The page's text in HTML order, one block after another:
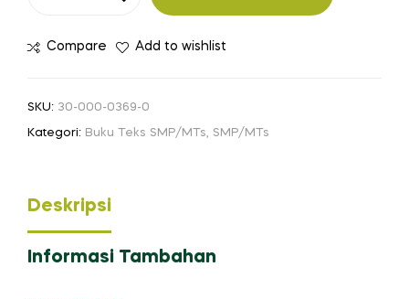
Belajar:
SMP/MTs
Compare Add to wishlist
SKU: 30-000-0369-0
Kategori: Buku Teks SMP/MTs, SMP/MTs
Deskripsi
Informasi Tambahan